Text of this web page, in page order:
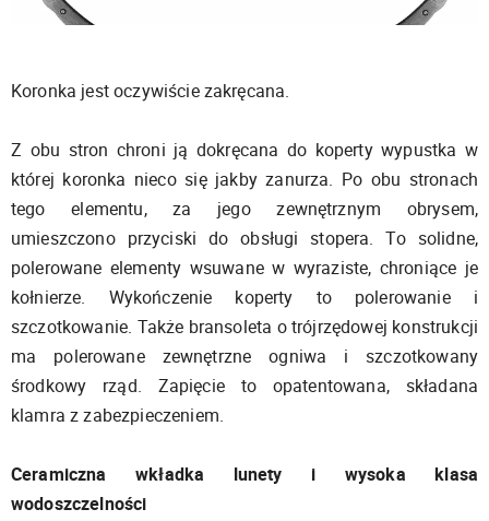
Koronka jest oczywiście zakręcana.
Z obu stron chroni ją dokręcana do koperty wypustka w
której koronka nieco się jakby zanurza. Po obu stronach
tego elementu, za jego zewnętrznym obrysem,
umieszczono przyciski do obsługi stopera. To solidne,
polerowane elementy wsuwane w wyraziste, chroniące je
kołnierze. Wykończenie koperty to polerowanie i
szczotkowanie. Także bransoleta o trójrzędowej konstrukcji
ma polerowane zewnętrzne ogniwa i szczotkowany
środkowy rząd. Zapięcie to opatentowana, składana
klamra z zabezpieczeniem.
Ceramiczna wkładka lunety i wysoka klasa
wodoszczelności